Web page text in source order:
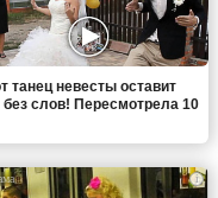
танец невесты оставит
без слов! Пересмотрела 10
i